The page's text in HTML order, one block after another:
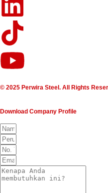
© 2025 Perwira Steel. All Rights
Download Company Profile